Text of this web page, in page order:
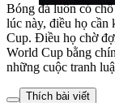
Bóng đá luôn có
lúc này, điều họ cần
Cup. Điều họ chờ
World Cup bằng
những cuộc tranh
Thích bài viết